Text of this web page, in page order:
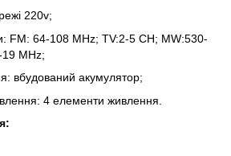
220v;
FM: 64-108 MHz; TV:2-5 CH; MW:530-
MHz;
вбудований акумулятор;
4 елементи живлення.